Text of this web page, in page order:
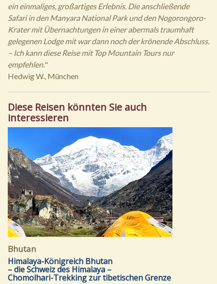
ein einmaliges, großartiges Erlebnis. Die anschließende
Safari in den Manyara National Park und den Nogorongoro-
Krater mit Übernachtungen in einer abermals traumhaft
gelegenen Lodge mit war dann noch der krönende Abschluss.
– Ich kann diese Reise mit Top Mountain Tours nur
empfehlen."
Hedwig W., München
Diese Reisen könnten Sie auch
interessieren
Bhutan
Himalaya-Königreich Bhutan
– die Schweiz des Himalaya –
Chomolhari-Trekking zur tibetischen Grenze